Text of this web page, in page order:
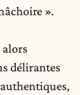
».
délirantes